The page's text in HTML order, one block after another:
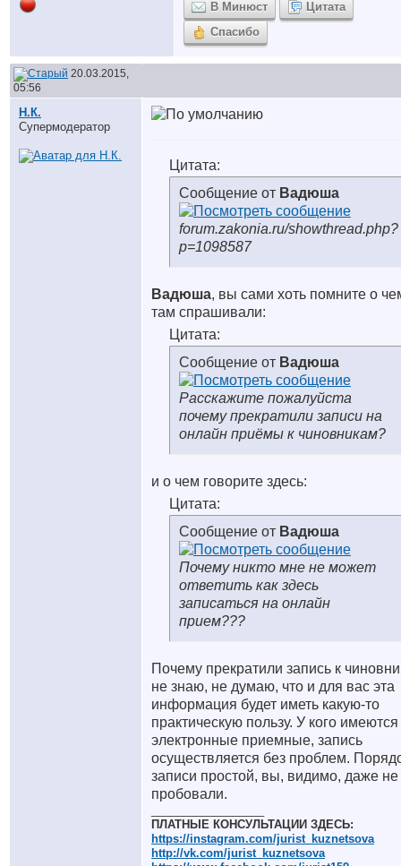
В Минюст
Цитата
Спасибо
20.03.2015,
05:56
Н.К.
Супермодератор
Цитата:
Сообщение от Вадюша
forum.zakonia.ru/showthread.php?
p=1098587
Вадюша, вы сами хоть помните о
там спрашивали:
Цитата:
Сообщение от Вадюша
Расскажите пожалуйста
почему прекратили записи на
онлайн приёмы к чиновникам?
и о чем говорите здесь:
Цитата:
Сообщение от Вадюша
Почему никто мне не может
ответить как здесь
записаться на онлайн
прием???
Почему прекратили запись к
не знаю, не думаю, что и для вас эта
информация будет иметь какую-то
практическую пользу. У кого имеются
электронные приемные, запись
осуществляется без проблем.
записи простой, вы, видимо, даже не
пробовали.
ПЛАТНЫЕ КОНСУЛЬТАЦИИ ЗДЕСЬ:
https://instagram.com/jurist_kuznetsova
http://vk.com/jurist_kuznetsova